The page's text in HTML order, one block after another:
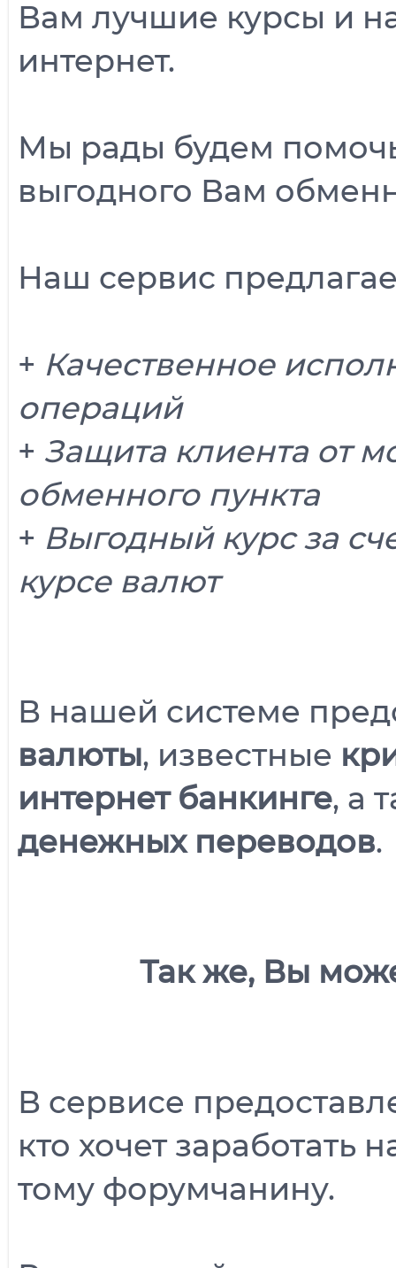
Вам лучшие курсы и
интернет.
Мы рады будем
выгодного Вам
Наш сервис
+ Качественное
операций
+ Защита клиента от
обменного пункта
+ Выгодный курс за
курсе валют
В нашей системе
валюты, известные
интернет банкинге, а
денежных переводов.
Так же, Вы
В сервисе
кто хочет заработать
тому форумчанину.